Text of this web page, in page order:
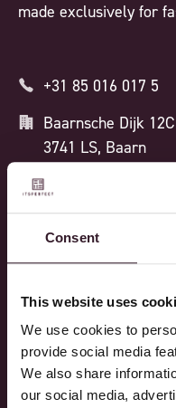
Consent
This website uses
We use cookies to
provide social media
We also share
our social media,
made exclusively for
+31 85 016 017 5
Baarnsche Dijk 12C
3741 LS, Baarn
ISO 27001
Prozesse
Design
Verkauf